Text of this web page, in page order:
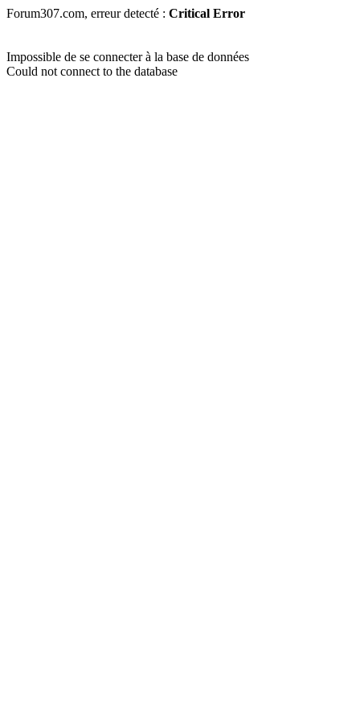
Forum307.com, erreur detecté : Critical Error
Impossible de se connecter à la base de données
Could not connect to the database